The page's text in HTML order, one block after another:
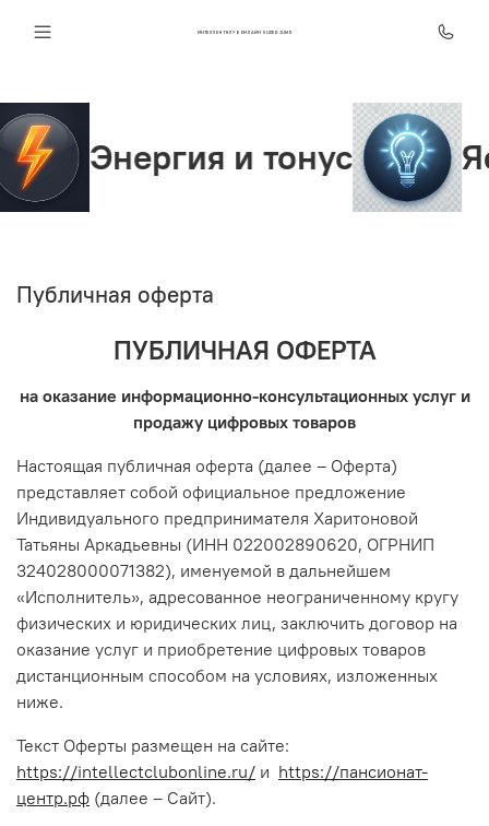
ИНТЕЛЛЕКТ КЛУБ ОНЛАЙН SUPER JUMP
Энергия и тонус
Публичная оферта
ПУБЛИЧНАЯ ОФЕРТА
на оказание информационно-консультационных услуг и
продажу цифровых товаров
Настоящая публичная оферта (далее – Оферта)
представляет собой официальное предложение
Индивидуального предпринимателя Харитоновой
Татьяны Аркадьевны (ИНН 022002890620, ОГРНИП
324028000071382), именуемой в дальнейшем
«Исполнитель», адресованное неограниченному кругу
физических и юридических лиц, заключить договор на
оказание услуг и приобретение цифровых товаров
дистанционным способом на условиях, изложенных
ниже.
Текст Оферты размещен на сайте:
https://intellectclubonline.ru/ и https://пансионат-
центр.рф (далее – Сайт).